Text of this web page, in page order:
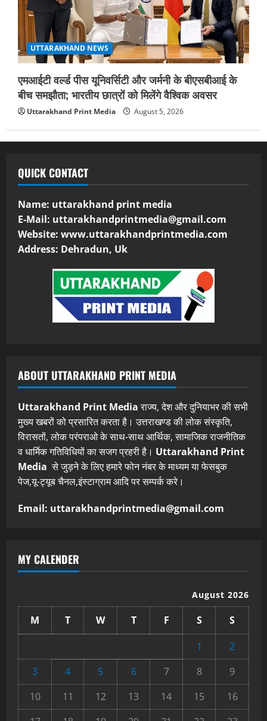
UTTARAKHAND NEWS
एमआईटी वर्ल्ड पीस यूनिवर्सिटी और जर्मनी के बीएसबीआई के
बीच समझौता; भारतीय छात्रों को मिलेंगे वैश्विक अवसर
Uttarakhand Print Media August 5, 2026
QUICK CONTACT
Name: uttarakhand print media
E-Mail: uttarakhandprintmedia@gmail.com
Website: www.uttarakhandprintmedia.com
Address: Dehradun, Uk
ABOUT UTTARAKHAND PRINT MEDIA
Uttarakhand Print Mediaराज्य, देश और दुनियाभर की सभी
मुख्य खबरों को प्रसारित करता है। उत्तराखण्ड की लोक संस्कृति,
विरासतों, लोक परंपराओ के साथ-साथ आर्थिक, सामाजिक राजनीतिक
व धार्मिक गतिविधियों का सजग प्रहरी है। Uttarakhand Print
Media से जुड़ने के लिए हमारे फोन नंबर के माध्यम या फेसबुक
पेज,यू-ट्यूब चैनल,इंस्टाग्राम आदि पर सम्पर्क करे।
Email: uttarakhandprintmedia@gmail.com
MY CALENDER
August 2026
M T W T F S
S
1
2
3
4 5 6 7 8
9
10
11 12 13 14 15
16